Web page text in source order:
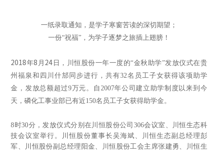
一纸录取通知，是学子寒窗苦读的深切期望；
一份“祝福”，为学子逐梦之旅插上翅膀！
2018年8 月 24 日， 川恒股份一年一度的“金秋助学”发放仪式在贵
州福泉和四川什邡同步进行，共有32名员工子女获得该项助学
金，发放总额超过9万元。自2007年公司建立助学制度以来到今
天，磷化工事业部已有近150名员工子女获得助学金。
8时30分，发放仪式分别在川恒股份公司306会议室、川恒生态科
技会议室举行。川恒股份董事长吴海斌、川恒生态副总经理彭
军、川恒股份副总经理阳金、川恒股份工会主席张建勇、川恒生